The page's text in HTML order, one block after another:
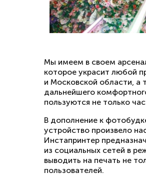
Мы имеем в своем
которое украсит любой
и Московской области, а
дальнейшего
пользуются не только
В дополнение к
устройство произвело
Инстапринтер
из социальных сетей в
выводить на печать не
пользователей.